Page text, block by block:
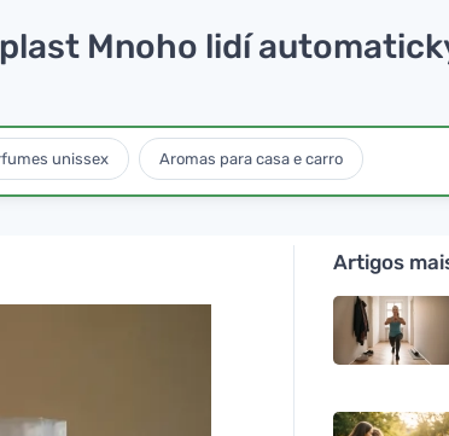
Mnoho lidí
unissex Aromas para casa e carro
Artigos